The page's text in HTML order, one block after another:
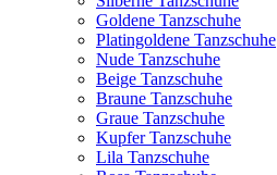
Goldene Tanzschuhe
Platingoldene Tanzschuhe
Nude Tanzschuhe
Beige Tanzschuhe
Braune Tanzschuhe
Graue Tanzschuhe
Kupfer Tanzschuhe
Lila Tanzschuhe